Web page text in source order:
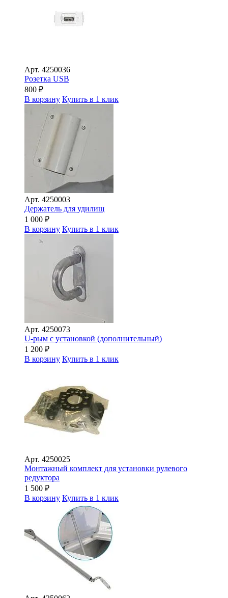
Арт. 4250036
Розетка USB
800 ₽
В корзину Купить в 1 клик
Арт. 4250003
Держатель для удилищ
1 000 ₽
В корзину Купить в 1 клик
Арт. 4250073
U-рым с установкой (дополнительный)
1 200 ₽
В корзину Купить в 1 клик
Арт. 4250025
Монтажный комплект для установки рулевого
редуктора
1 500 ₽
В корзину Купить в 1 клик